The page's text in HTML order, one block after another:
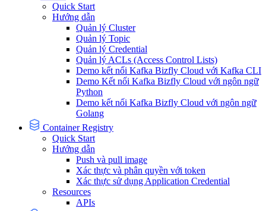
Quick Start
Hướng dẫn
Quản lý Cluster
Quản lý Topic
Quản lý Credential
Quản lý ACLs (Access Control Lists)
Demo kết nối Kafka Bizfly Cloud với Kafka CLI
Demo Kết nối Kafka Bizfly Cloud với ngôn ngữ
Python
Demo kết nối Kafka Bizfly Cloud với ngôn ngữ
Golang
Container Registry
Quick Start
Hướng dẫn
Push và pull image
Xác thực và phân quyền với token
Xác thực sử dụng Application Credential
Resources
APIs